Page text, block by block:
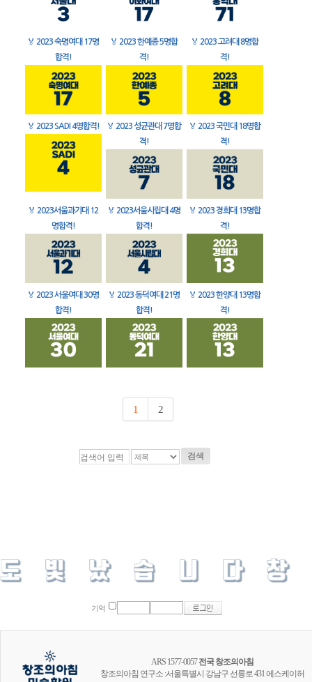
🏅 2023 숙명여대 17명
합격!
🏅 2023 한예종 5명합
격!
🏅 2023 고려대 8명합
격!
🏅 2023 SADI 4명합격! 🏅 2023 성균관대 7명합
격!
🏅 2023 국민대 18명합
격!
🏅 2023서울과기대 12
명합격!
🏅 2023서울시립대 4명
합격!
🏅 2023 경희대 13명합
격!
🏅 2023 서울여대 30명
합격!
🏅 2023 동덕여대 21명
합격!
🏅 2023 한양대 13명합
격!
1 2
검색
기억
ARS 1577-0057전국 창조의아침
창조의아침 연구소 :서울특별시 강남구 선릉로 431 에스케이허